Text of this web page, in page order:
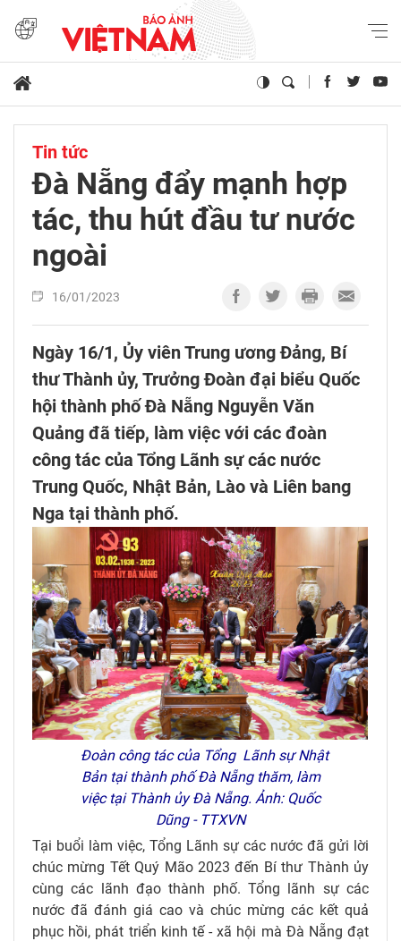
Tin tức
Đà Nẵng đẩy mạnh hợp
tác, thu hút đầu tư nước
ngoài
16/01/2023
Ngày 16/1, Ủy viên Trung ương Đảng, Bí
thư Thành ủy, Trưởng Đoàn đại biểu Quốc
hội thành phố Đà Nẵng Nguyễn Văn
Quảng đã tiếp, làm việc với các đoàn
công tác của Tổng Lãnh sự các nước
Trung Quốc, Nhật Bản, Lào và Liên bang
Nga tại thành phố.
Đoàn công tác của Tổng Lãnh sự Nhật
Bản tại thành phố Đà Nẵng thăm, làm
việc tại Thành ủy Đà Nẵng. Ảnh: Quốc
Dũng - TTXVN
Tại buổi làm việc, Tổng Lãnh sự các nước đã gửi lời
chúc mừng Tết Quý Mão 2023 đến Bí thư Thành ủy
cùng các lãnh đạo thành phố. Tổng lãnh sự các
nước đã đánh giá cao và chúc mừng các kết quả
phục hồi, phát triển kinh tế - xã hội mà Đà Nẵng đạt